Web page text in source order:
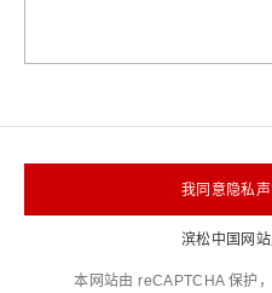
我同意隐私
滨松中国网
本网站由 reCAPTCHA 保护